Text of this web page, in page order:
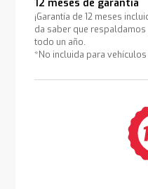
12 meses de garantía
¡Garantía de 12 meses
da saber que
todo un año.
*No incluida para